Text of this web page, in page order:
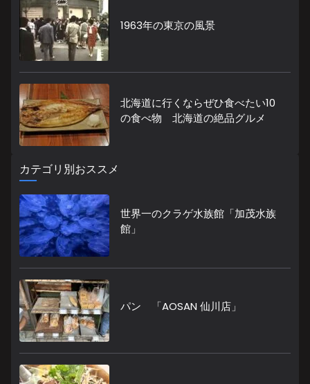
1963年の東京の風景
北海道に行くならぜひ食べたい10
の食べ物 北海道の絶品グルメ
カテゴリ別おススメ
世界一のクラゲ水族館「加茂水族
館」
パン 「AOSAN 仙川店」